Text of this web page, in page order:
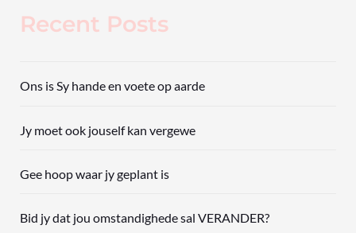
Recent Posts
Ons is Sy hande en voete op aarde
Jy moet ook jouself kan vergewe
Gee hoop waar jy geplant is
Bid jy dat jou omstandighede sal VERANDER?